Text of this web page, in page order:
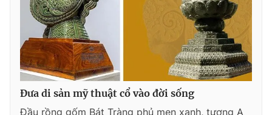
Đưa di sản mỹ thuật cổ vào đời sống
Đầu rồng gốm Bát Tràng phủ men xanh, tượng A